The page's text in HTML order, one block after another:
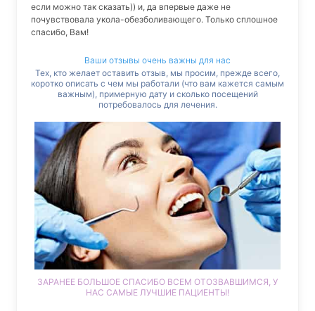
если можно так сказать)) и, да впервые даже не
почувствовала укола-обезболивающего. Только сплошное
спасибо, Вам!
Ваши отзывы очень важны для нас
Тех, кто желает оставить отзыв, мы просим, прежде всего,
коротко описать с чем мы работали (что вам кажется самым
важным), примерную дату и сколько посещений
потребовалось для лечения.
ЗАРАНЕЕ БОЛЬШОЕ СПАСИБО ВСЕМ ОТОЗВАВШИМСЯ, У
НАС САМЫЕ ЛУЧШИЕ ПАЦИЕНТЫ!